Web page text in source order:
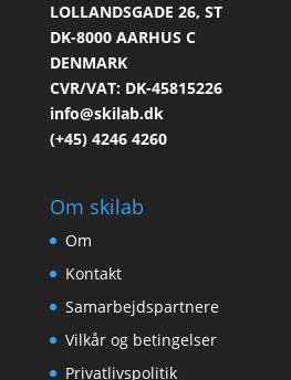
LOLLANDSGADE 26, ST
DK-8000 AARHUS C
DENMARK
CVR/VAT: DK-45815226
info@skilab.dk
(+45) 4246 4260
Om skilab
Om
Kontakt
Samarbejdspartnere
Vilkår og betingelser
Privatlivspolitik